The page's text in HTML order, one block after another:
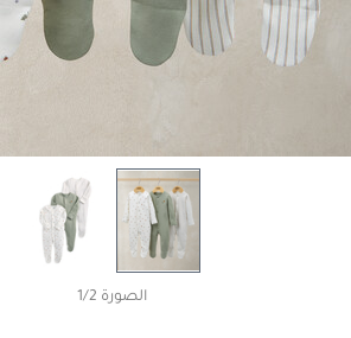
الصورة 1/2